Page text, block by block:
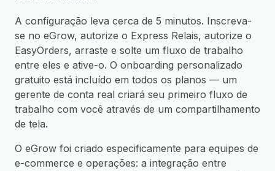
A configuração leva cerca de 5 minutos. Inscreva-
se no eGrow, autorize o Express Relais, autorize o
EasyOrders, arraste e solte um fluxo de trabalho
entre eles e ative-o. O onboarding personalizado
gratuito está incluído em todos os planos — um
gerente de conta real criará seu primeiro fluxo de
trabalho com você através de um compartilhamento
de tela.
O eGrow foi criado especificamente para equipes de
e-commerce e operações: a integração entre